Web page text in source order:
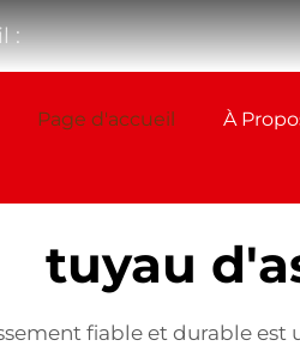
:
Page d'accueil À
tuyau
fiable et durable